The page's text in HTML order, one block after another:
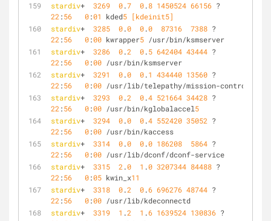
stardiv+ 3269 0.7 0.8 1450524 66156
22 :56 0:01 kded5 [kdeinit5]
stardiv+ 3285 0.0 0.0 87316 7388
22 :56 0:00 kwrapper5 /usr/bin/ksmserver
stardiv+ 3286 0.2 0.5 642404 43444
22 :56 0:00 /usr/bin/ksmserver
stardiv+ 3291 0.0 0.1 434440 13560
22 :56 0:00 /usr/lib/telepathy/mission-control-
stardiv+ 3293 0.2 0.4 521664 34428
22 :56 0:00 /usr/bin/kglobalaccel5
stardiv+ 3294 0.0 0.4 552420 35052
22 :56 0:00 /usr/bin/kaccess
stardiv+ 3314 0.0 0.0 186208 5864
22 :56 0:00 /usr/lib/dconf/dconf-service
stardiv+ 3315 2 .0 1 .0 3207344 84488
22 :56 0:05 kwin_x11
stardiv+ 3318 0.2 0.6 696276 48744
22 :56 0:00 /usr/lib/kdeconnectd
stardiv+ 3319 1 .2 1 .6 1639524 130836